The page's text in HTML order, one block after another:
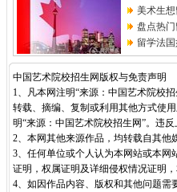
美术生
盘点热
留学法
中国艺术院校招生网版权与免责声明
1、凡本网注明“来源：中国艺术院校
转载、摘编、复制或利用其他方式使
明“来源：中国艺术院校招生网”。违
2、本网其他来源作品，均转载自其
3、任何单位或个人认为本网站或本
证明，权属证明及详细侵权情况证明
4、如因作品内容、版权和其他问题需